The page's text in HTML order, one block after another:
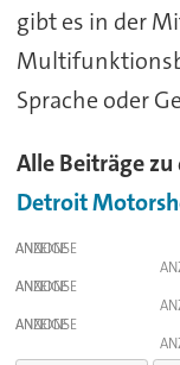
gibt es in der
Sprache oder
Alle Beiträge
Detroit
ANZEIGE
ANZEIGE
ANZEIGE